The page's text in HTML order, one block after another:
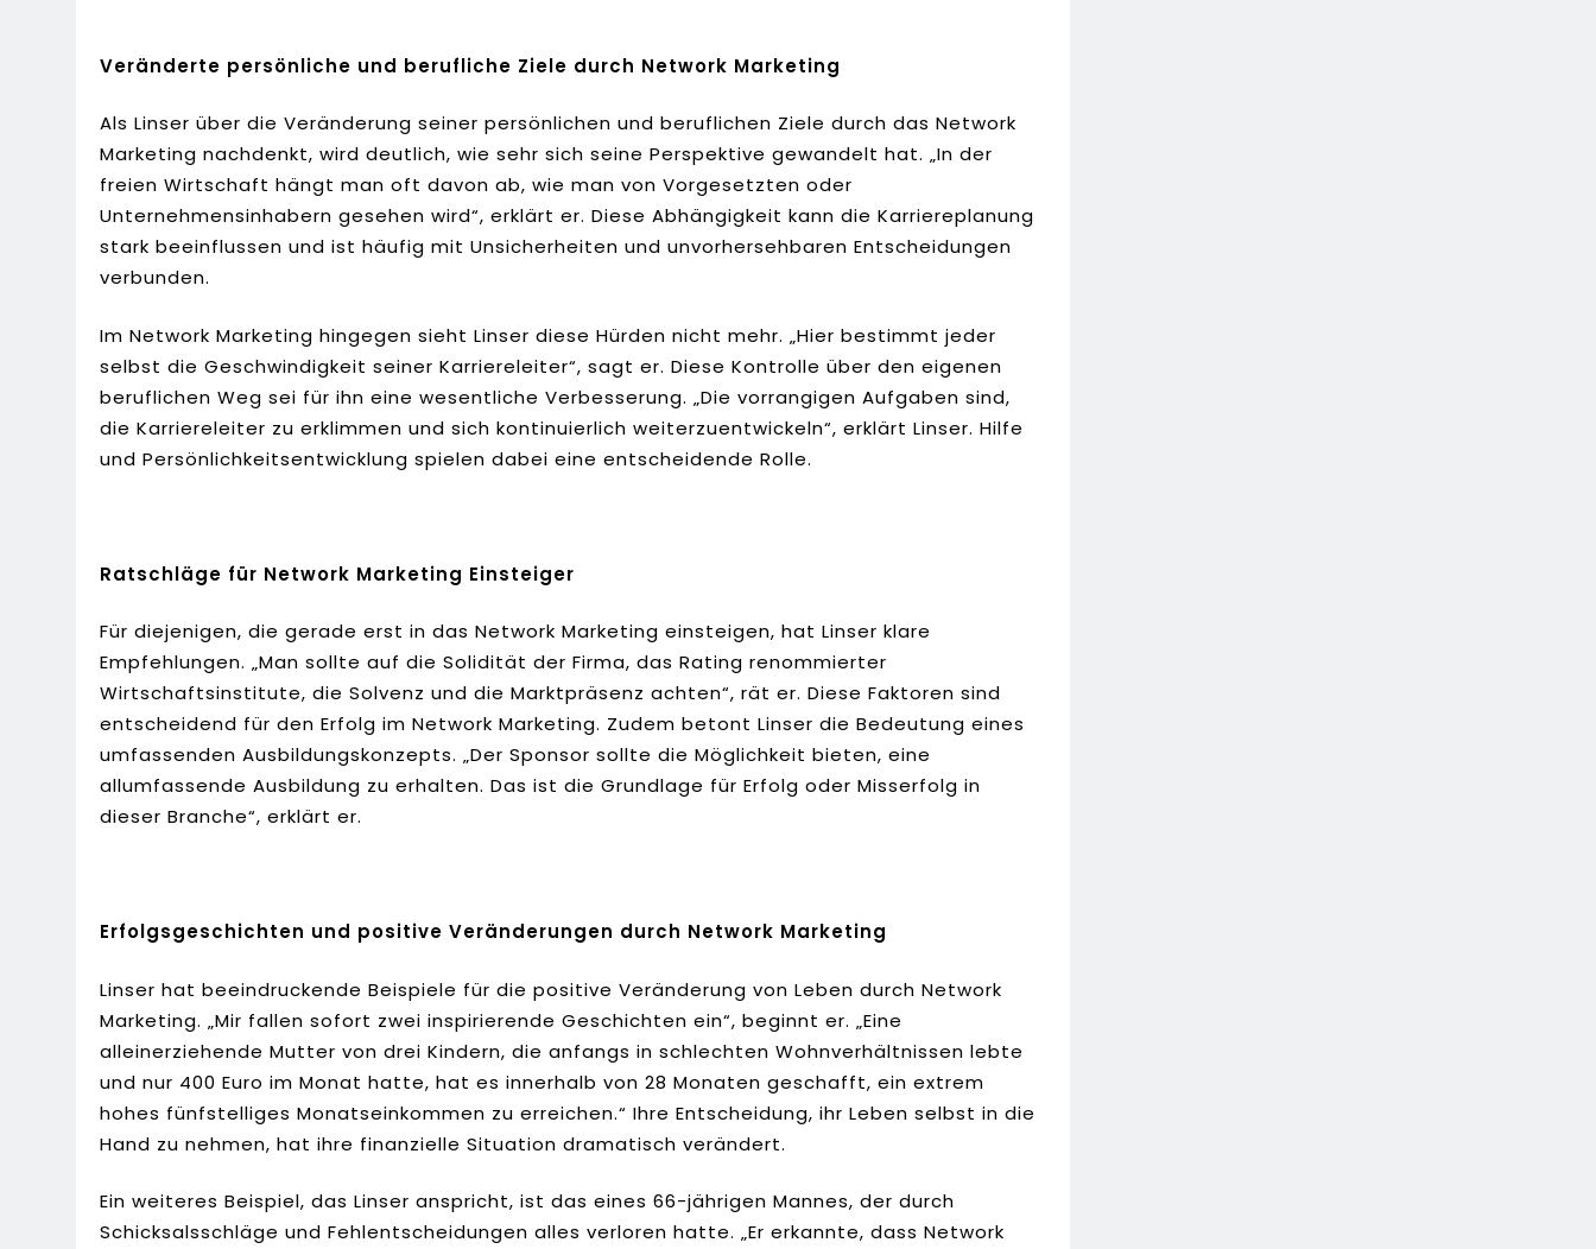
Veränderte persönliche und berufliche Ziele durch Network Marketing
Als Linser über die Veränderung seiner persönlichen und beruflichen Ziele durch das Network
Marketing nachdenkt, wird deutlich, wie sehr sich seine Perspektive gewandelt hat. „In der
freien Wirtschaft hängt man oft davon ab, wie man von Vorgesetzten oder
Unternehmensinhabern gesehen wird“, erklärt er. Diese Abhängigkeit kann die Karriereplanung
stark beeinflussen und ist häufig mit Unsicherheiten und unvorhersehbaren Entscheidungen
verbunden.
Im Network Marketing hingegen sieht Linser diese Hürden nicht mehr. „Hier bestimmt jeder
selbst die Geschwindigkeit seiner Karriereleiter“, sagt er. Diese Kontrolle über den eigenen
beruflichen Weg sei für ihn eine wesentliche Verbesserung. „Die vorrangigen Aufgaben sind,
die Karriereleiter zu erklimmen und sich kontinuierlich weiterzuentwickeln“, erklärt Linser. Hilfe
und Persönlichkeitsentwicklung spielen dabei eine entscheidende Rolle.
Ratschläge für Network Marketing Einsteiger
Für diejenigen, die gerade erst in das Network Marketing einsteigen, hat Linser klare
Empfehlungen. „Man sollte auf die Solidität der Firma, das Rating renommierter
Wirtschaftsinstitute, die Solvenz und die Marktpräsenz achten“, rät er. Diese Faktoren sind
entscheidend für den Erfolg im Network Marketing. Zudem betont Linser die Bedeutung eines
umfassenden Ausbildungskonzepts. „Der Sponsor sollte die Möglichkeit bieten, eine
allumfassende Ausbildung zu erhalten. Das ist die Grundlage für Erfolg oder Misserfolg in
dieser Branche“, erklärt er.
Erfolgsgeschichten und positive Veränderungen durch Network Marketing
Linser hat beeindruckende Beispiele für die positive Veränderung von Leben durch Network
Marketing. „Mir fallen sofort zwei inspirierende Geschichten ein“, beginnt er. „Eine
alleinerziehende Mutter von drei Kindern, die anfangs in schlechten Wohnverhältnissen lebte
und nur 400 Euro im Monat hatte, hat es innerhalb von 28 Monaten geschafft, ein extrem
hohes fünfstelliges Monatseinkommen zu erreichen.“ Ihre Entscheidung, ihr Leben selbst in die
Hand zu nehmen, hat ihre finanzielle Situation dramatisch verändert.
Ein weiteres Beispiel, das Linser anspricht, ist das eines 66-jährigen Mannes, der durch
Schicksalsschläge und Fehlentscheidungen alles verloren hatte. „Er erkannte, dass Network